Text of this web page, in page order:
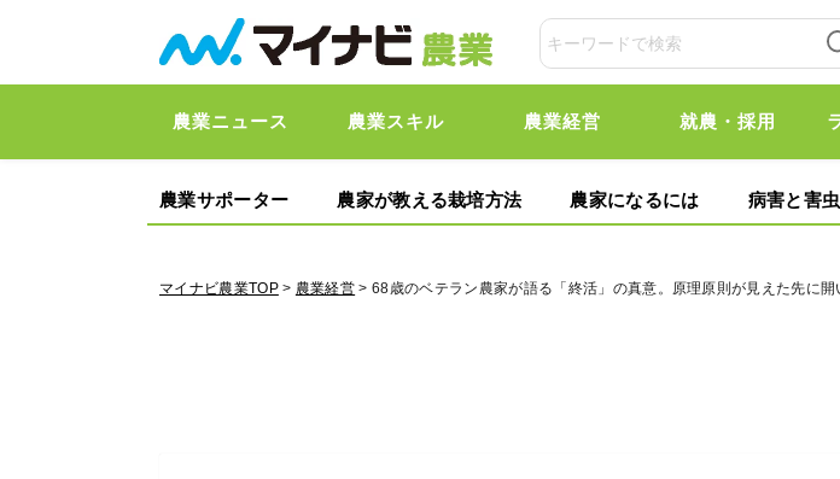
農業ニュース 農業スキル 農業経営 就農・採用
農業サポーター 農家が教える栽培方法 農家になるには 病害と害
マイナビ農業TOP> 農業経営 > 68歳のベテラン農家が語る「終活」の真意。原理原則が見えた先に